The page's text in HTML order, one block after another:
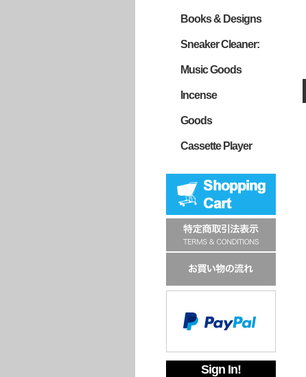
Books & Designs
Sneaker Cleaner:
Music Goods
Incense
Goods
Cassette Player
Sign In!